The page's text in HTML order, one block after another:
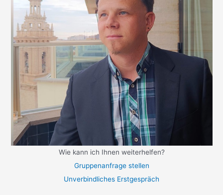
Wie kann ich Ihnen weiterhelfen?
Gruppenanfrage stellen
Unverbindliches Erstgespräch